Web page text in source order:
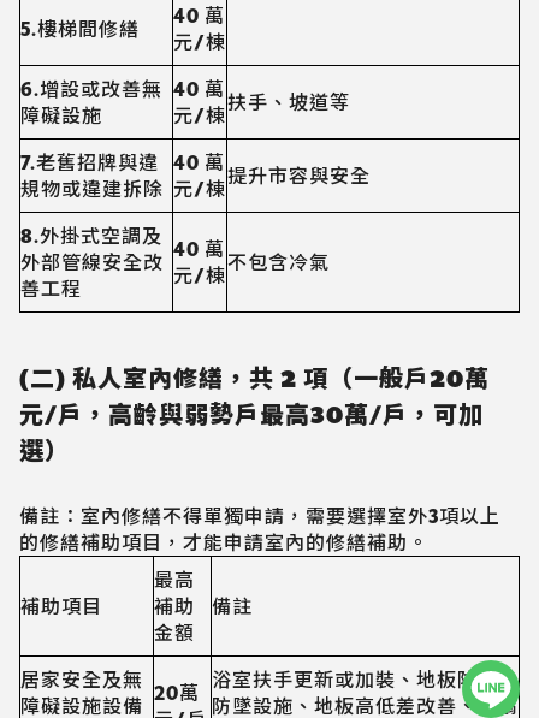
5.樓梯間修繕
40 萬
元/棟
6.增設或改善無
障礙設施
40 萬
元/棟扶手、坡道等
7.老舊招牌與違
規物或違建拆除
40 萬
元/棟提升市容與安全
8.外掛式空調及
外部管線安全改
善工程
40 萬
元/棟不包含冷氣
(二) 私人室內修繕，共 2 項（一般戶20萬
元/戶，高齡與弱勢戶最高30萬/戶，可加
選）
備註：室內修繕不得單獨申請，需要選擇室外3項以上
的修繕補助項目，才能申請室內的修繕補助。
補助項目
最高
補助
金額
備註
居家安全及無
障礙設施設備 20萬 浴室扶手更新或加裝、地板防滑及
防墜設施、地板高低差改善、門扇